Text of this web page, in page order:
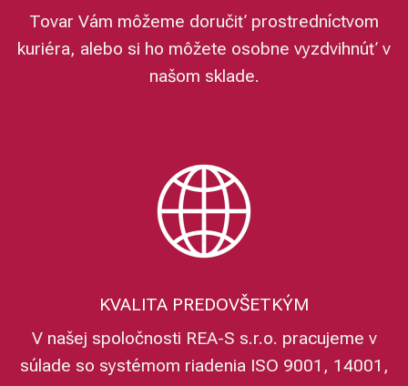
Tovar Vám môžeme doručiť prostredníctvom
kuriéra, alebo si ho môžete osobne vyzdvihnúť v
našom sklade.
KVALITA PREDOVŠETKÝM
V našej spoločnosti REA-S s.r.o. pracujeme v
súlade so systémom riadenia ISO 9001, 14001,